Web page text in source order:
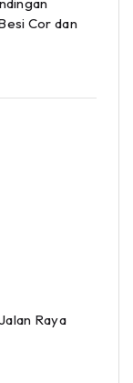
Cor dan
Raya